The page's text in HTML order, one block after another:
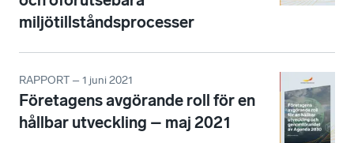
miljötillståndsprocesser
RAPPORT – 1 juni 2021
Företagens avgörande roll för en
hållbar utveckling – maj 2021